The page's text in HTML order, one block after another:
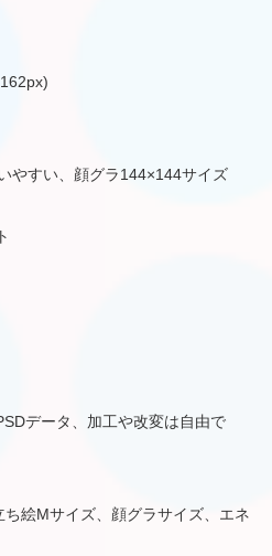
やすい、顔グラ144×144サイズ
データ、加工や改変は自由で
絵Mサイズ、顔グラサイズ、エネ